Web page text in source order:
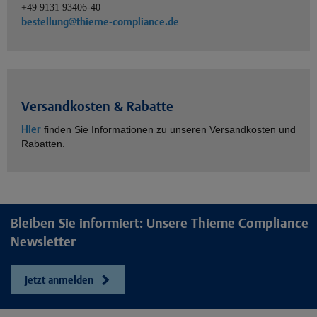
+49 9131 93406-40
bestellung@thieme-compliance.de
Versandkosten & Rabatte
Hier finden Sie Informationen zu unseren Versandkosten und
Rabatten.
Bleiben Sie informiert: Unsere Thieme Compliance
Newsletter
Jetzt anmelden